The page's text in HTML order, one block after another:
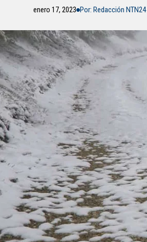
enero 17, 2023 Por: Redacción NTN24